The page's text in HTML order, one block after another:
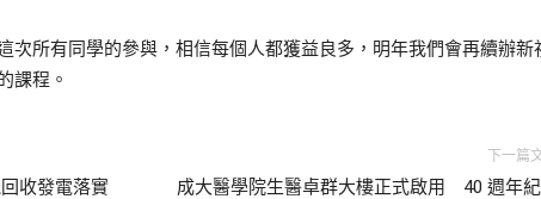
次所有同學的參與，相信每個人都獲益良多，明年我們會再續辦新
課程。
收發電落實
下一篇
成大醫學院生醫卓群大樓正式啟用 40 週年